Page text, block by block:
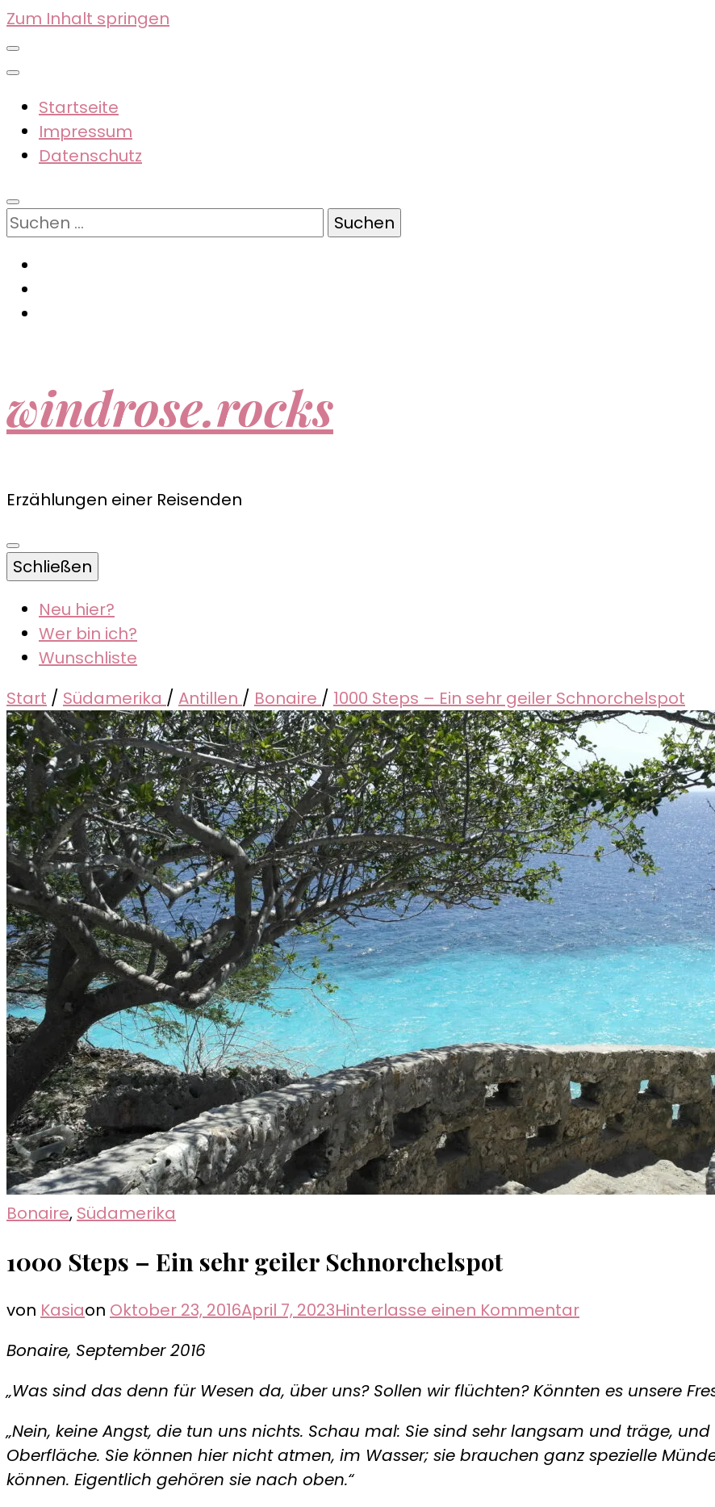
Zum Inhalt springen
Startseite
Impressum
Datenschutz
Suchen
nach:
windrose.rocks
Erzählungen einer Reisenden
Schließen
Neu hier?
Wer bin ich?
Wunschliste
Start / Südamerika / Antillen / Bonaire / 1000 Steps – Ein sehr geiler Schnorchelspot
Bonaire, Südamerika
1000 Steps – Ein sehr geiler Schnorchelspot
von Kasiaon Oktober 23, 2016April 7, 2023Hinterlasse einen Kommentarzu
–
sehr
geiler
Bonaire, September 2016
„Was sind das denn für Wesen da, über uns? Sollen wir flüchten? Könnten es unsere
„Nein, keine Angst, die tun uns nichts. Schau mal: Sie sind sehr langsam und träge,
Oberfläche. Sie können hier nicht atmen, im Wasser; sie brauchen ganz spezielle
können. Eigentlich gehören sie nach oben.“